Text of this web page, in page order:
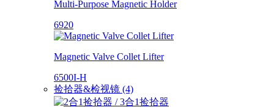
Multi-Purpose Magnetic Holder
6920
Magnetic Valve Collet Lifter
6500I-H
捡拾器&检视镜 (4)